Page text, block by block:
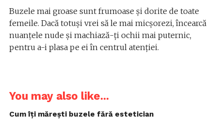
Buzele mai groase sunt frumoase și dorite de toate
femeile. Dacă totuși vrei să le mai micșorezi, încearcă
nuanțele nude și machiază-ți ochii mai puternic,
pentru a-i plasa pe ei în centrul atenției.
You may also like...
Cum îți mărești buzele fără estetician